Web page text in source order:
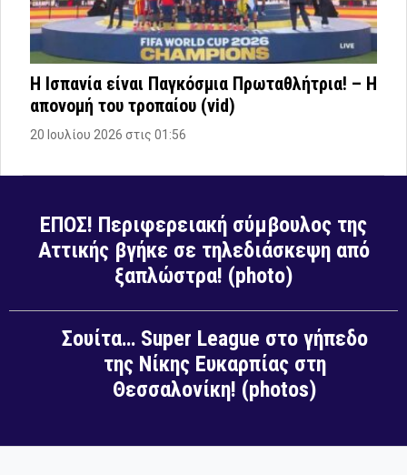
Η Ισπανία είναι Παγκόσμια Πρωταθλήτρια! – Η
απονομή του τροπαίου (vid)
20 Ιουλίου 2026 στις 01:56
ΕΠΟΣ! Περιφερειακή σύμβουλος της
Αττικής βγήκε σε τηλεδιάσκεψη από
ξαπλώστρα! (photo)
Σουίτα… Super League στο γήπεδο
της Νίκης Ευκαρπίας στη
Θεσσαλονίκη! (photos)